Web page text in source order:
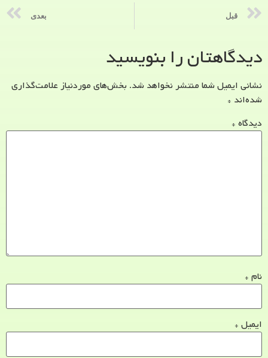
قبل بعدی
دیدگاهتان را بنویسید
نشانی ایمیل شما منتشر نخواهد شد. بخش‌های موردنیاز علامت‌گذاری
شده‌اند *
دیدگاه *
نام *
ایمیل *